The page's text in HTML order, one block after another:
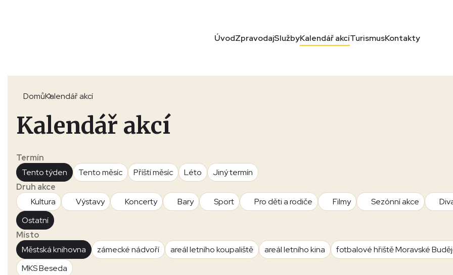
ÚvodZpravodajSlužbyKalendář akcíTurismusKontakty
DomůKalendář akcí
Kalendář akcí
Termín
Tento týden
Tento měsíc Příští měsíc Léto
Jiný termín
Druh akce
Kultura
Výstavy Koncerty Bary Sport Pro děti a rodiče Filmy Sezónní akce
Ostatní
Místo
Městská knihovna
zámecké nádvoří areál letního koupaliště areál letního kina
fotbalové hřiště Moravské
MKS Beseda